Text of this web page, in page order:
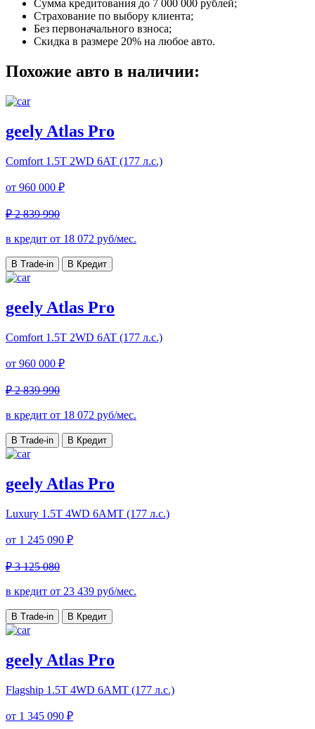
Сумма кредитования до 7 000 000 рублей;
Страхование по выбору клиента;
Без первоначального взноса;
Скидка в размере 20% на любое авто.
Похожие авто в наличии:
geely Atlas Pro
Comfort 1.5T 2WD 6AT (177 л.с.)
от 960 000 ₽
₽ 2 839 990
в кредит от 18 072 руб/мес.
В Trade-in В Кредит
geely Atlas Pro
Comfort 1.5T 2WD 6AT (177 л.с.)
от 960 000 ₽
₽ 2 839 990
в кредит от 18 072 руб/мес.
В Trade-in В Кредит
geely Atlas Pro
Luxury 1.5T 4WD 6AMT (177 л.с.)
от 1 245 090 ₽
₽ 3 125 080
в кредит от 23 439 руб/мес.
В Trade-in В Кредит
geely Atlas Pro
Flagship 1.5T 4WD 6AMT (177 л.с.)
от 1 345 090 ₽